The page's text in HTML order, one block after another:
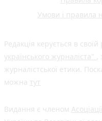
Умови і правила
Редакція керується в своїй
українського журналіста" ,
журналістської етики.
можна тут
Видання є членом